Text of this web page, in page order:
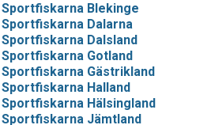
Sportfiskarna Blekinge
Sportfiskarna Dalarna
Sportfiskarna Dalsland
Sportfiskarna Gotland
Sportfiskarna Gästrikland
Sportfiskarna Halland
Sportfiskarna Hälsingland
Sportfiskarna Jämtland